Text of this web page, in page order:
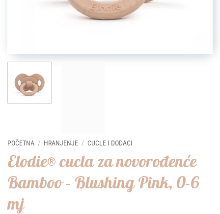
POČETNA / HRANJENJE / CUCLE I DODACI
Elodie® cucla za novorođenće
Bamboo – Blushing Pink, 0-6
mj